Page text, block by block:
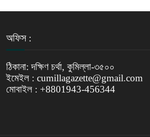
অফিস :
ঠিকানা: দক্ষিণ চর্থা, কুমিল্লা-৩৫০০
ইমেইল : cumillagazette@gmail.com
মোবাইল : +8801943-456344